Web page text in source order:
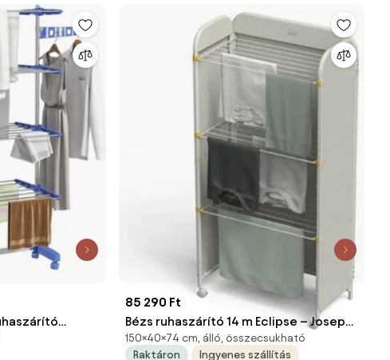
85 290 Ft
Bézs ruhaszárító 14 m Eclipse – Joseph
Joseph
150×40×74 cm, álló, összecsukható
Raktáron
Ingyenes szállítás